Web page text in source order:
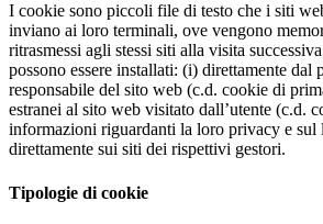
I cookie sono piccoli file di testo che i siti
inviano ai loro terminali, ove vengono
ritrasmessi agli stessi siti alla visita
possono essere installati: (i) direttamente dal
responsabile del sito web (c.d. cookie di
estranei al sito web visitato dall’utente (c.d.
informazioni riguardanti la loro privacy e sul
direttamente sui siti dei rispettivi gestori.
Tipologie di cookie